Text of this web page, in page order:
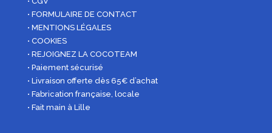
• FORMULAIRE DE CONTACT
• MENTIONS LÉGALES
• COOKIES
• REJOIGNEZ LA COCOTEAM
• Paiement sécurisé
• Livraison offerte dès 65€ d’achat
• Fabrication française, locale
• Fait main à Lille